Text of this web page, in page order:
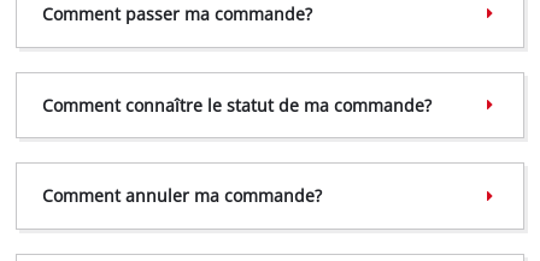
Comment passer ma commande?
Comment connaître le statut de ma commande?
Comment annuler ma commande?